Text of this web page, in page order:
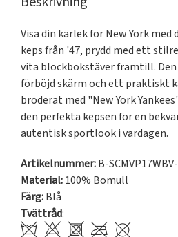
Visa din kärlek för New York
keps från '47, prydd med ett
vita blockbokstäver framtill.
förböjd skärm och ett praktiskt
broderat med "New York
den perfekta kepsen för en
autentisk sportlook i vardagen.
Artikelnummer:B-
Material:100% Bomull
Färg:Blå
Tvättråd: